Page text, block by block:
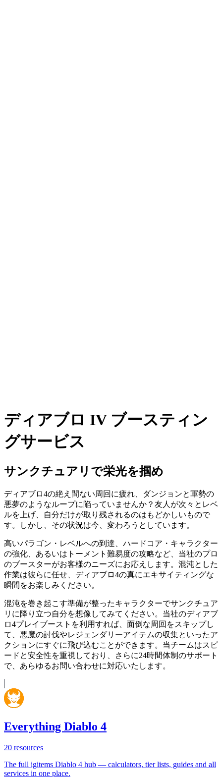
ディアブロ IV ブースティン
グサービス
サンクチュアリで栄光を掴め
ディアブロ4の絶え間ない周回に疲れ、ダンジョンと軍勢の
悪夢のようなループに陥っていませんか？友人が次々とレベ
ルを上げ、自分だけが取り残されるのはもどかしいもので
す。しかし、その状況は今、変わろうとしています。
高いパラゴン・レベルへの到達、ハードコア・キャラクター
の強化、あるいはトーメント難易度の攻略など、当社のプロ
のブースターがお客様のニーズにお応えします。混沌とした
作業は彼らに任せ、ディアブロ4の真にエキサイティングな
瞬間をお楽しみください。
混沌を巻き起こす準備が整ったキャラクターでサンクチュア
リに降り立つ自分を想像してみてください。当社のディアブ
ロ4プレイブーストを利用すれば、面倒な周回をスキップし
て、悪魔の討伐やレジェンダリーアイテムの収集といったア
クションにすぐに飛び込むことができます。当チームはスピ
ードと安全性を重視しており、さらに24時間体制のサポート
で、あらゆるお問い合わせに対応いたします。
Everything Diablo 4
20 resources
The full igitems Diablo 4 hub — calculators, tier lists, guides and all
services in one place.